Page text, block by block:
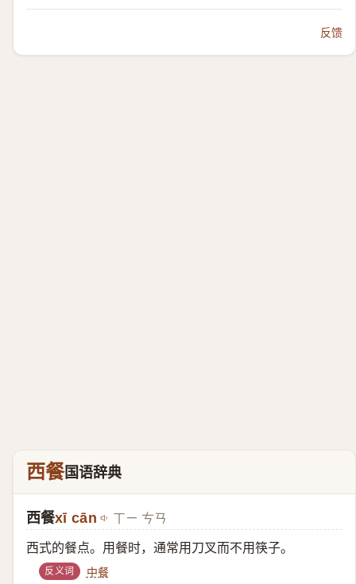
反馈
西餐国语辞典
西餐xī cān ㄒㄧ ㄘㄢ
西式的餐点。用餐时，通常用刀叉而不用筷子。
反义词 中餐